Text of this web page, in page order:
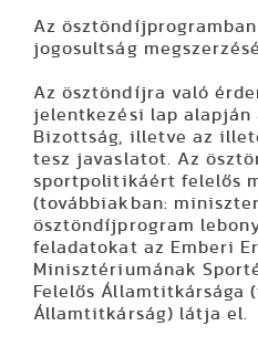
Az
jogosultság
Az ösztöndíjra való
jelentkezési lap alapján
Bizottság, illetve az
tesz javaslatot. Az
sportpolitikáért felelős
(továbbiakban:
ösztöndíjprogram
feladatokat az Emberi
Minisztériumának
Felelős Államtitkársága
Államtitkárság) látja el.